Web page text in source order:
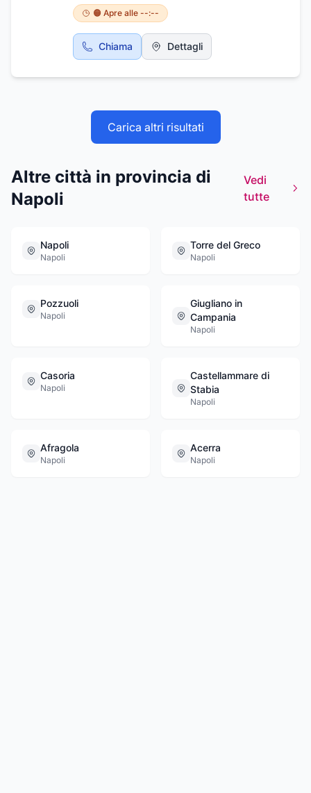
assistenza alle imprese, bilanci, consulenza
societaria. Lo studio commerciale Castaldi
rag. Tommaso opera con professionalità a
Forio in Via Monterone, 77 è reperibile al
apertura al pubblico dal lunedì al venerdì dalle
🟠 Apre alle --:--
Chiama Dettagli
Carica altri risultati
Altre città in provincia di
Napoli
Vedi
tutte
Napoli
Napoli
Torre del Greco
Napoli
Pozzuoli
Napoli
Giugliano in
Campania
Napoli
Casoria
Napoli
Castellammare di
Stabia
Napoli
Afragola
Napoli
Acerra
Napoli